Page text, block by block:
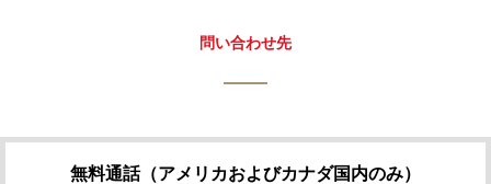
問い合わせ先
無料通話（アメリカおよびカナダ国内のみ）